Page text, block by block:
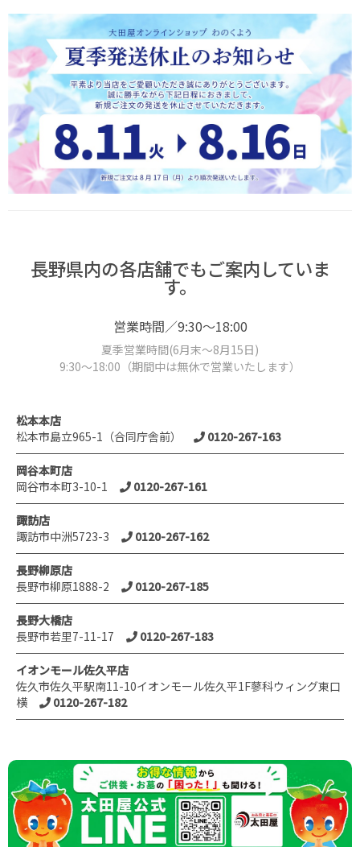
長野県内の各店舗でもご案内していま
す。
営業時間／9:30～18:00
夏季営業時間(6月末～8月15日)
9:30～18:00（期間中は無休で営業いたします）
松本本店
松本市島立965-1（合同庁舎前）
0120-267-163
岡谷本町店
岡谷市本町3-10-1
0120-267-161
諏訪店
諏訪市中洲5723-3
0120-267-162
長野柳原店
長野市柳原1888-2
0120-267-185
長野大橋店
長野市若里7-11-17
0120-267-183
イオンモール佐久平店
佐久市佐久平駅南11-10イオンモール佐久平1F蓼科ウィング東口
横
0120-267-182